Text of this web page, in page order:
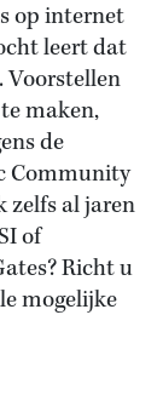
op internet
leert dat
Voorstellen
maken,
de
Community
zelfs al jaren
of
Richt u
mogelijke